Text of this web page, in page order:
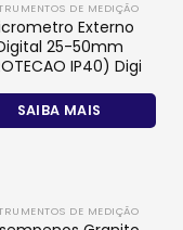
DE MEDIÇÃO
Externo
25-50mm
IP40) Digi
SAIBA MAIS
DE MEDIÇÃO